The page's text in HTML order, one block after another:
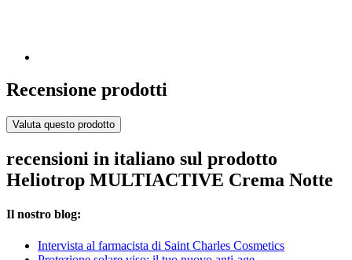
Recensione prodotti
Valuta questo prodotto
recensioni in italiano sul prodotto
Heliotrop MULTIACTIVE Crema Notte
Il nostro blog:
Intervista al farmacista di Saint Charles Cosmetics